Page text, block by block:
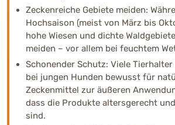
Zeckenreiche Gebiete meiden:
Hochsaison (meist von März bis
hohe Wiesen und dichte
meiden – vor allem bei feuchtem
Schonender Schutz: Viele
bei jungen Hunden bewusst für
Zeckenmittel zur äußeren
dass die Produkte altersgerecht
sind.